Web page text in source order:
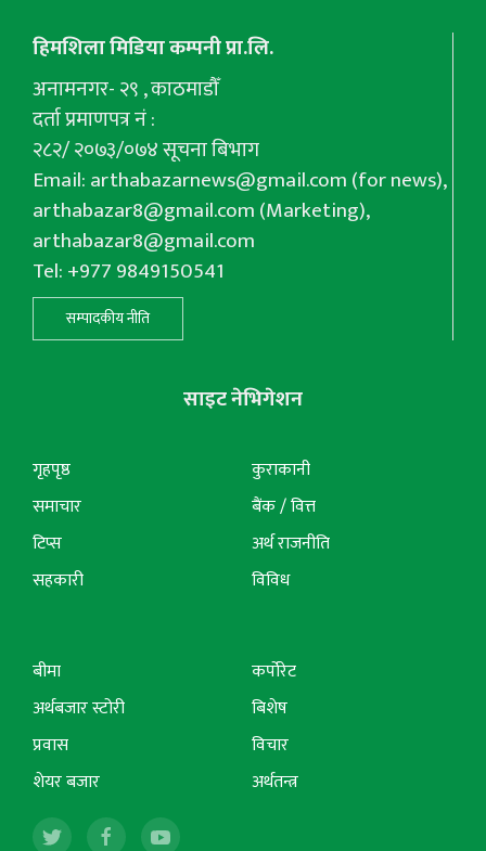
हिमशिला मिडिया कम्पनी प्रा.लि.
अनामनगर- २९ , काठमाडौँ
दर्ता प्रमाणपत्र नं :
२८२/ २०७३/०७४ सूचना बिभाग
Email:arthabazarnews@gmail.com(for news),
arthabazar8@gmail.com(Marketing),
arthabazar8@gmail.com
Tel: +977 9849150541
सम्पादकीय नीति
साइट नेभिगेशन
गृहपृष्ठ
समाचार
टिप्स
सहकारी
कुराकानी
बैंक / वित्त
अर्थ राजनीति
विविध
बीमा
अर्थबजार स्टोरी
प्रवास
शेयर बजार
कर्पोरेट
बिशेष
विचार
अर्थतन्त्र